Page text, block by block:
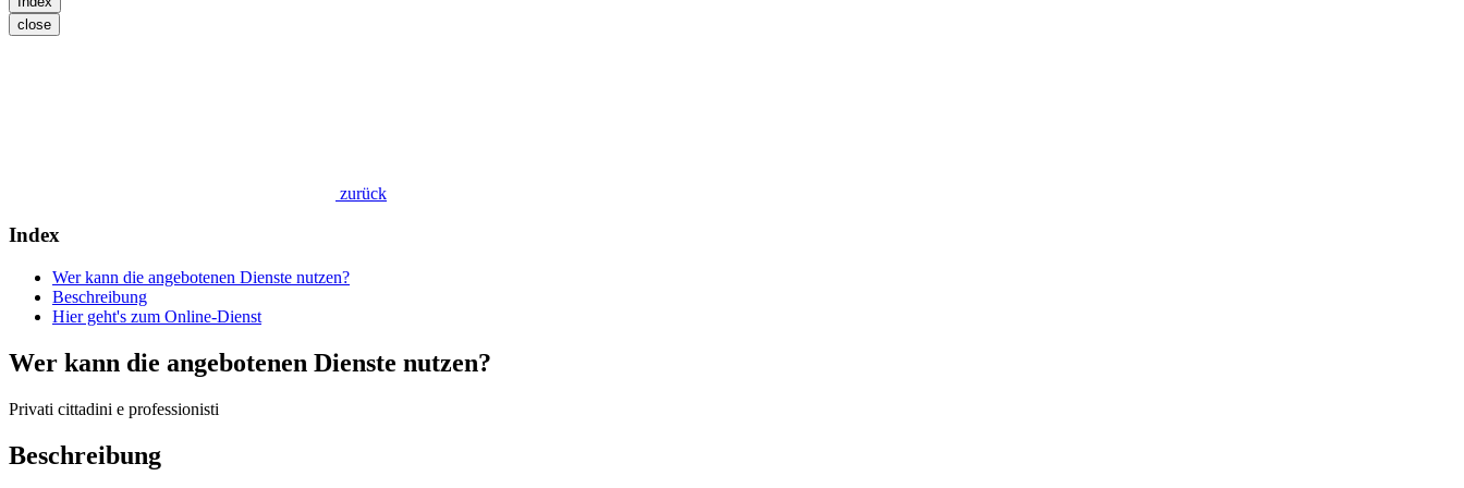
close
zurück
Index
Wer kann die angebotenen Dienste nutzen?
Beschreibung
Hier geht's zum Online-Dienst
Wer kann die angebotenen Dienste nutzen?
Privati cittadini e professionisti
Beschreibung